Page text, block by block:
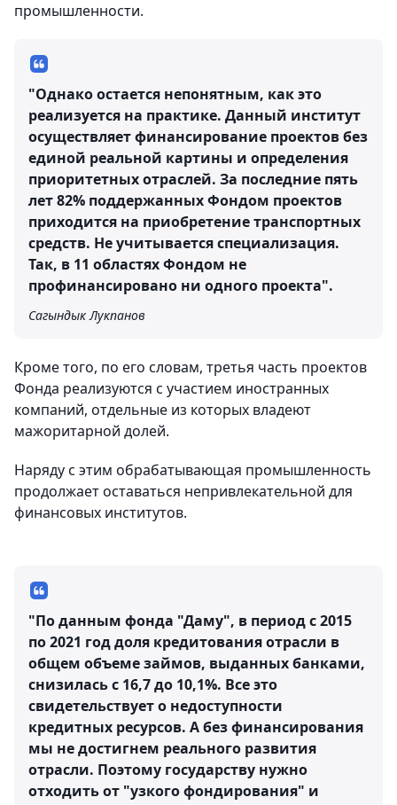
промышленности.
"Однако остается непонятным, как это
реализуется на практике. Данный институт
осуществляет финансирование проектов без
единой реальной картины и определения
приоритетных отраслей. За последние пять
лет 82% поддержанных Фондом проектов
приходится на приобретение транспортных
средств. Не учитывается специализация.
Так, в 11 областях Фондом не
профинансировано ни одного проекта".
Сагындык Лукпанов
Кроме того, по его словам, третья часть проектов
Фонда реализуются с участием иностранных
компаний, отдельные из которых владеют
мажоритарной долей.
Наряду с этим обрабатывающая промышленность
продолжает оставаться непривлекательной для
финансовых институтов.
"По данным фонда "Даму", в период с 2015
по 2021 год доля кредитования отрасли в
общем объеме займов, выданных банками,
снизилась с 16,7 до 10,1%. Все это
свидетельствует о недоступности
кредитных ресурсов. А без финансирования
мы не достигнем реального развития
отрасли. Поэтому государству нужно
отходить от "узкого фондирования" и